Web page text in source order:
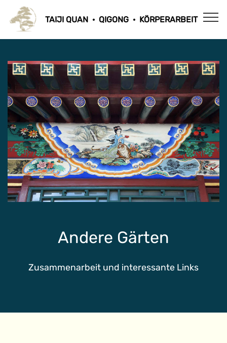
TAIJI QUAN · QIGONG · KÖRPERARBEIT
Andere Gärten
Zusammenarbeit und interessante Links